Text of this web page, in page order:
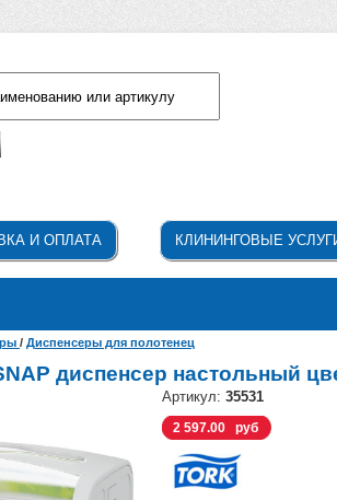
И ОПЛАТА КЛИНИНГОВЫЕ
/ Диспенсеры для полотенец
диспенсер настольный
Артикул: 35531
2 597.00 руб